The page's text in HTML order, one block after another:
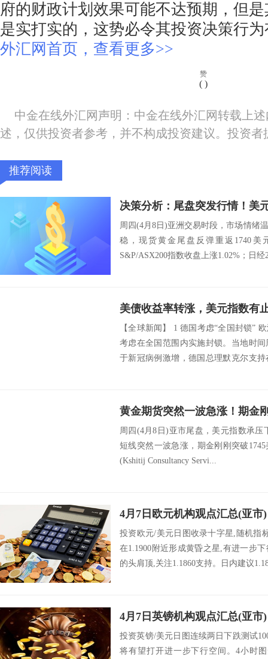
府的财政计划效果可能不达预期，但
是实打实的，这势必令其投资决策行
外汇网首页，查看更多>>
赞
( )
中金在线外汇网声明：中金在线外汇网转载上
述，仅供投资者参考，并不构成投资建议。投资
推荐阅读
周四(4月8日)亚洲交易时段，市场情绪
稳，现货黄金尾盘反弹重返1740美
S&P/ASX200指数收盘上涨1.02%；日
【全球新闻】 1 德国考虑“全国封锁”
考虑在全国范围内实施封锁。当地时
于新冠病例激增，德国总理默克尔支
周四(4月8日)亚市尾盘，美元指数承压
短线突然一波急涨，期金刚刚突破
(Kshitij Consultancy Servi...
4月7日欧元机构观点汇总(亚市)
投资欧元/美元日图收录十字星,随机指
在1.1900附近形成黄昏之星,有进一步
的头肩顶,关注1.1860支持。日内建议
4月7日英镑机构观点汇总(亚市)
投资英镑/美元日图连续两日下跌测试
将有望打开进一步下行空间。4小时